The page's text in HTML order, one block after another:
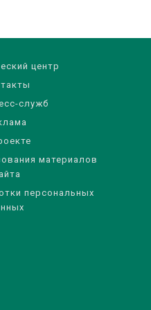
центр
служб
материалов
персональных